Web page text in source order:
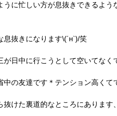
うに忙しい方が息抜きできるよ
抜きになります\(´н`)/笑
日中に行こうとして空いてなく
の友達です＊テンション高くて
けた裏道的なところにあります、